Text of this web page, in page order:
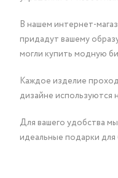
В нашем интернет-
придадут вашему
могли купить модную
Каждое изделие
дизайне используются
Для вашего удобства
идеальные подарки